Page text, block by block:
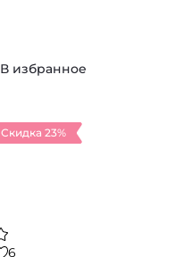
В избранное
Скидка 23%
6